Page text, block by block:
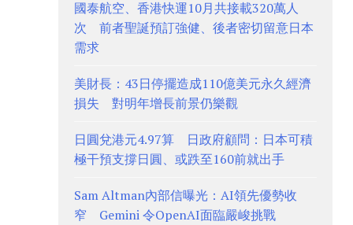
國泰航空、香港快運10月共接載320萬人
次 前者聖誕預訂強健、後者密切留意日本
需求
美財長：43日停擺造成110億美元永久經濟
損失 對明年增長前景仍樂觀
日圓兌港元4.97算 日政府顧問：日本可積
極干預支撐日圓、或跌至160前就出手
Sam Altman內部信曝光：AI領先優勢收
窄 Gemini 令OpenAI面臨嚴峻挑戰